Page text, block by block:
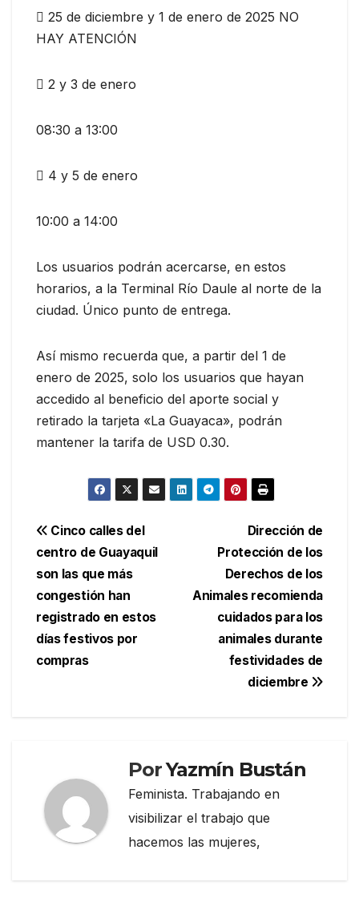
 25 de diciembre y 1 de enero de 2025 NO
HAY ATENCIÓN
 2 y 3 de enero
08:30 a 13:00
 4 y 5 de enero
10:00 a 14:00
Los usuarios podrán acercarse, en estos
horarios, a la Terminal Río Daule al norte de la
ciudad. Único punto de entrega.
Así mismo recuerda que, a partir del 1 de
enero de 2025, solo los usuarios que hayan
accedido al beneficio del aporte social y
retirado la tarjeta «La Guayaca», podrán
mantener la tarifa de USD 0.30.
Navegación
de
entradas
Dirección de
Protección de los
Derechos de los
Animales recomienda
cuidados para los
animales durante
festividades de
diciembre
Cinco calles del
centro de Guayaquil
son las que más
congestión han
registrado en estos
días festivos por
compras
PorYazmín Bustán
Feminista. Trabajando en
visibilizar el trabajo que
hacemos las mujeres,